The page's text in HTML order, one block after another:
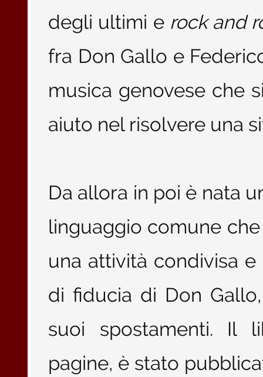
degli ultimi e rock and
fra Don Gallo e
musica genovese che
aiuto nel risolvere una
Da allora in poi è nata
linguaggio comune
una attività condivisa
di fiducia di Don
suoi spostamenti. Il
pagine, è stato